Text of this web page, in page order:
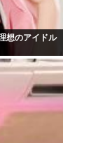
想のアイドル